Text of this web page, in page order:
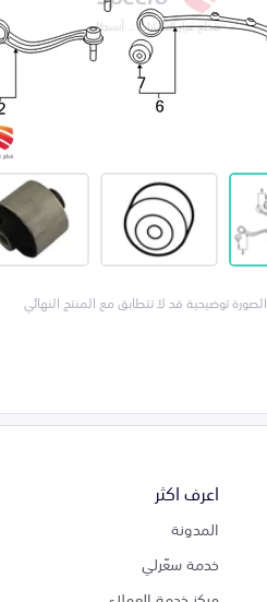
الصورة توضيحية قد لا تتطابق مع المنتج النهائي
اعرف اكثر
المدونة
خدمة سعّرلي